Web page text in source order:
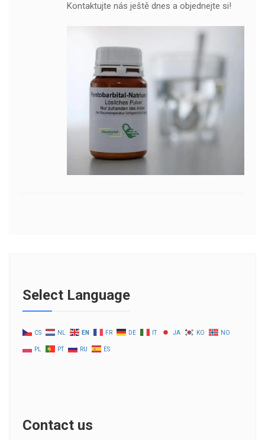
Kontaktujte nás ještě dnes a objednejte si!
Select Language
CS NL EN FR DE IT JA KO NO
PL PT RU ES
Contact us